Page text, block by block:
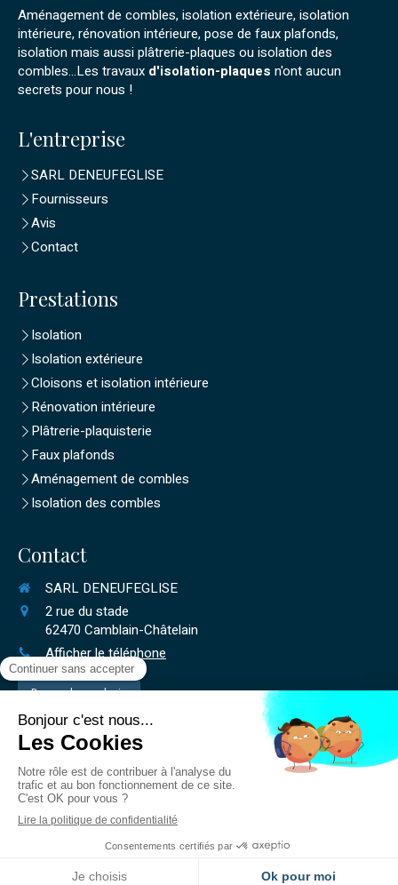
Aménagement de combles, isolation extérieure, isolation
intérieure, rénovation intérieure, pose de faux plafonds,
isolation mais aussi plâtrerie-plaques ou isolation des
combles...Les travaux d'isolation-plaques n'ont aucun
secrets pour nous !
L'entreprise
SARL DENEUFEGLISE
Fournisseurs
Avis
Contact
Prestations
Isolation
Isolation extérieure
Cloisons et isolation intérieure
Rénovation intérieure
Plâtrerie-plaquisterie
Faux plafonds
Aménagement de combles
Isolation des combles
Contact
SARL DENEUFEGLISE
2 rue du stade
62470Camblain-Châtelain
Afficher le téléphone
Demander un devis
©2019 SARL DENEUFEGLISE - Isolation-plaques
Création et référencement du site par Simplébo
Ce site a été proposé par la